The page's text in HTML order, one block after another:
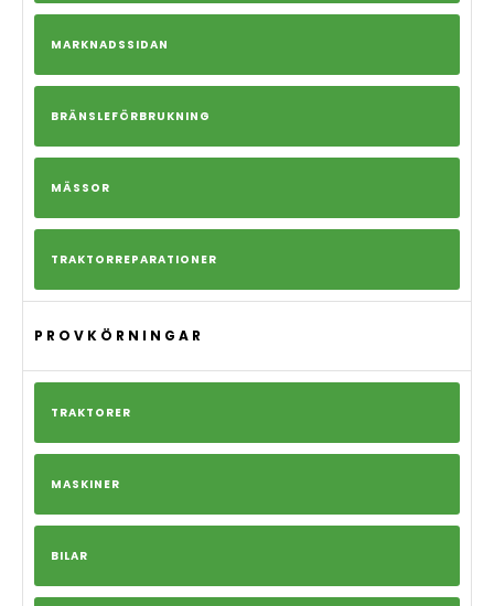
MARKNADSSIDAN
BRÄNSLEFÖRBRUKNING
MÄSSOR
TRAKTORREPARATIONER
PROVKÖRNINGAR
TRAKTORER
MASKINER
BILAR